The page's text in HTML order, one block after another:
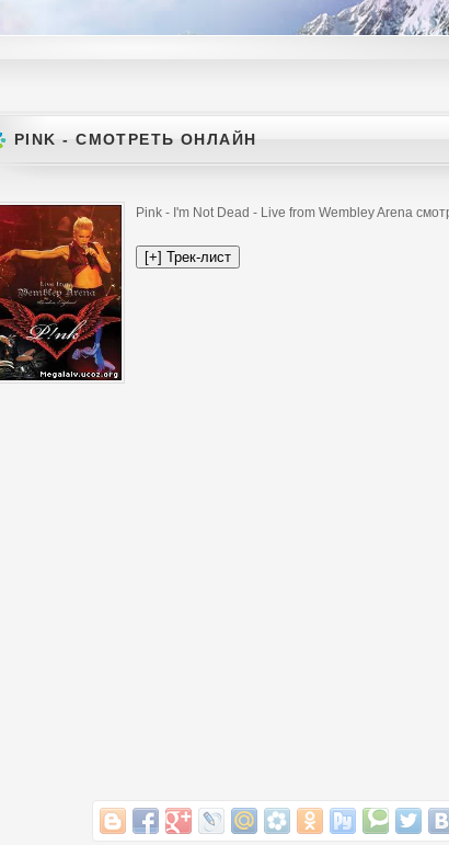
PINK - СМОТРЕТЬ ОНЛАЙН
Pink - I'm Not Dead - Live from Wembley Arena